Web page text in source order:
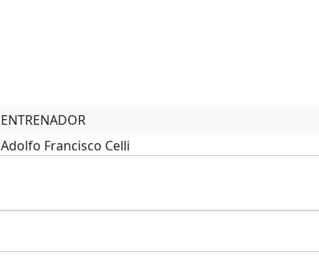
ENTRENADOR
Adolfo Francisco Celli